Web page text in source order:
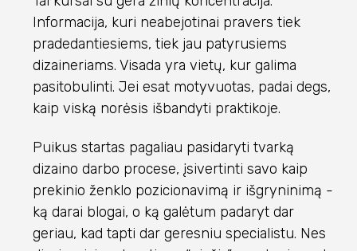
Informacija, kuri neabejotinai pravers tiek
pradedantiesiems, tiek jau patyrusiems
dizaineriams. Visada yra vietų, kur galima
pasitobulinti. Jei esat motyvuotas, padai degs,
kaip viską norėsis išbandyti praktikoje.
Puikus startas pagaliau pasidaryti tvarką
dizaino darbo procese, įsivertinti savo kaip
prekinio ženklo pozicionavimą ir išgryninimą -
ką darai blogai, o ką galėtum padaryt dar
geriau, kad tapti dar geresniu specialistu. Nes